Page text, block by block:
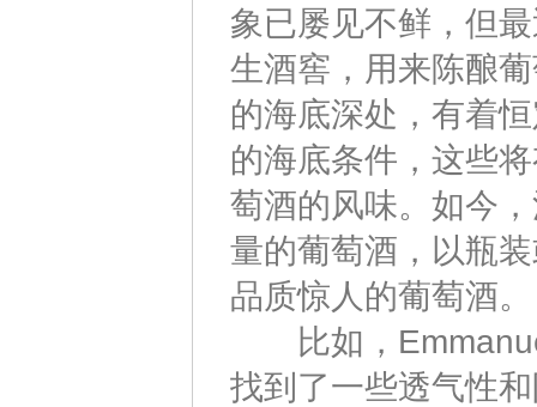
象已屡见不鲜，但
生酒窖，用来陈酿
的海底深处，有着
的海底条件，这些
萄酒的风味。如今
量的葡萄酒，以瓶
品质惊人的葡萄酒。
比如，
找到了一些透气性